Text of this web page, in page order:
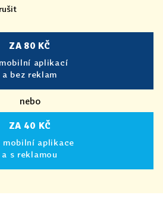
ZA 80 KČ
aplikací
a bez reklam
nebo
ZA 40 KČ
mobilní aplikace
a s reklamou